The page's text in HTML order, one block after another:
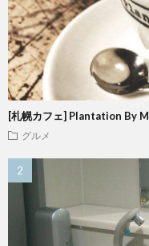
[札幌カフェ] Plantation By
グルメ